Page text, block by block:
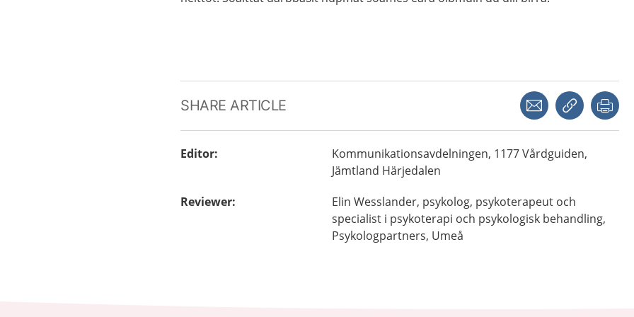
SHARE ARTICLE Share with a friend
Copy link
Editor: Kommunikationsavdelningen, 1177 Vårdguiden,
Jämtland Härjedalen
Reviewer: Elin Wesslander, psykolog, psykoterapeut och
specialist i psykoterapi och psykologisk behandling,
Psykologpartners, Umeå